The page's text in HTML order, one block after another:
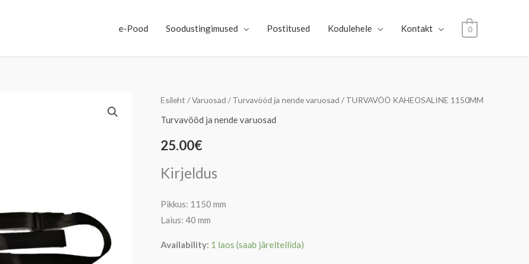
e-Pood Soodustingimused Postitused Kodulehele Kontakt 0
Esileht /Varuosad / Turvavööd ja nende varuosad / TURVAVÖÖ KAHEOSALINE 1150MM
Turvavööd ja nende varuosad
25.00€
Kirjeldus
Pikkus: 1150 mm
Laius: 40 mm
Availability: 1 laos (saab järeltellida)
TURVAVÖÖ
KAHEOSALINE
kogus